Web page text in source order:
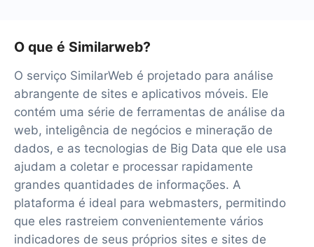
O que é Similarweb?
O serviço SimilarWeb é projetado para análise
abrangente de sites e aplicativos móveis. Ele
contém uma série de ferramentas de análise da
web, inteligência de negócios e mineração de
dados, e as tecnologias de Big Data que ele usa
ajudam a coletar e processar rapidamente
grandes quantidades de informações. A
plataforma é ideal para webmasters, permitindo
que eles rastreiem convenientemente vários
indicadores de seus próprios sites e sites de